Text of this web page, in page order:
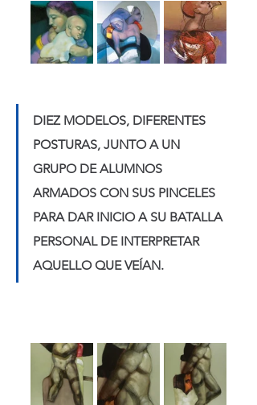
DIEZ MODELOS, DIFERENTES
POSTURAS, JUNTO A UN
GRUPO DE ALUMNOS
ARMADOS CON SUS PINCELES
PARA DAR INICIO A SU BATALLA
PERSONAL DE INTERPRETAR
AQUELLO QUE VEÍAN.